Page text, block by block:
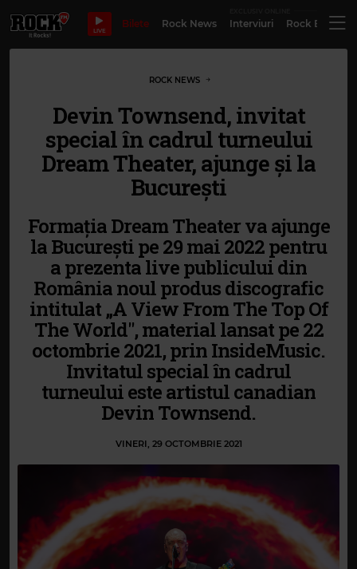
LIVE
Bilete Rock News Interviuri Rock
ROCK NEWS
Devin Townsend, invitat
special în cadrul turneului
Dream Theater, ajunge și la
București
Formația Dream Theater va ajunge
la București pe 29 mai 2022 pentru
a prezenta live publicului din
România noul produs discografic
intitulat „A View From The Top Of
The World", material lansat pe 22
octombrie 2021, prin InsideMusic.
Invitatul special în cadrul
turneului este artistul canadian
Devin Townsend.
VINERI, 29 OCTOMBRIE 2021